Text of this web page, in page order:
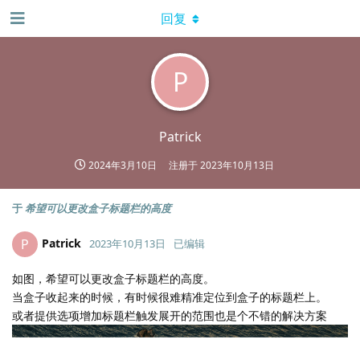
P
Patrick
2024年3月10日 注册于2023年10月13日
回复
于希望可以更改盒子标题栏的高度
P Patrick 2023年10月13日 已编辑
如图，希望可以更改盒子标题栏的高度。
当盒子收起来的时候，有时候很难精准定位到盒子的标题栏上。
或者提供选项增加标题栏触发展开的范围也是个不错的解决方案